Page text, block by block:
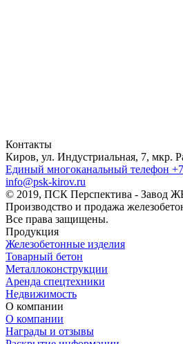
Контакты
Киров, ул. Индустриальная, 7, мкр.
Единый многоканальный телефон
info@psk-kirov.ru
© 2019, ПСК Перспектива - Завод
Производство и продажа
Все права защищены.
Продукция
Железобетонные изделия
Товарный бетон
Металлоконструкции
Аренда спецтехники
Недвижимость
О компании
О компании
Награды и отзывы